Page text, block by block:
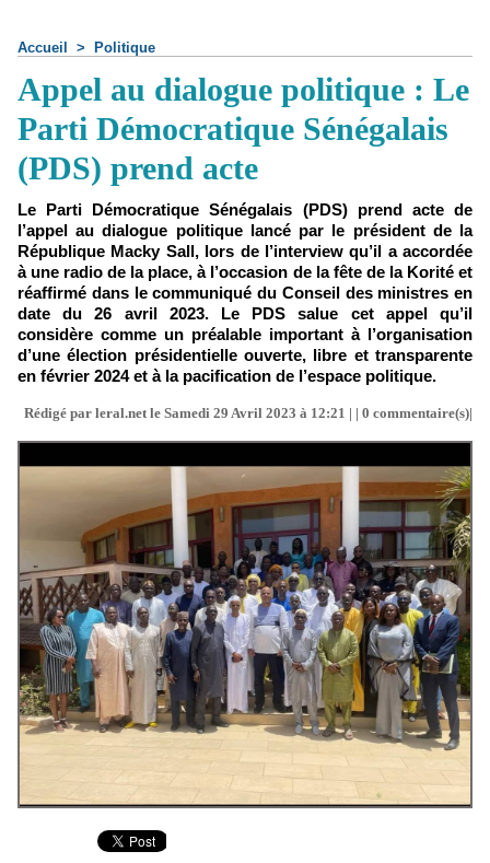
Accueil > Politique
Appel au dialogue politique : Le
Parti Démocratique Sénégalais
(PDS) prend acte
Le Parti Démocratique Sénégalais (PDS) prend acte de
l’appel au dialogue politique lancé par le président de la
République Macky Sall, lors de l’interview qu’il a accordée
à une radio de la place, à l’occasion de la fête de la Korité et
réaffirmé dans le communiqué du Conseil des ministres en
date du 26 avril 2023. Le PDS salue cet appel qu’il
considère comme un préalable important à l’organisation
d’une élection présidentielle ouverte, libre et transparente
en février 2024 et à la pacification de l’espace politique.
Rédigé par leral.net le Samedi 29 Avril 2023 à 12:21 | | 0 commentaire(s)|